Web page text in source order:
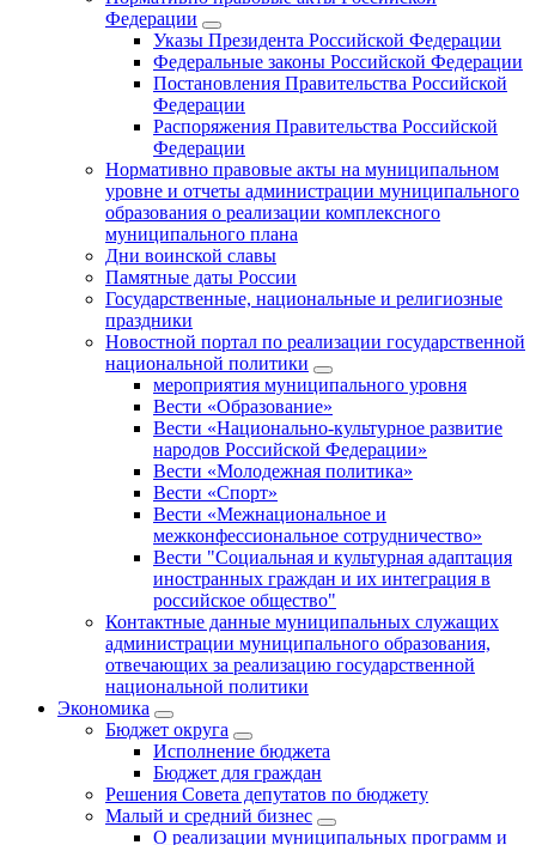
Федерации
Указы Президента Российской Федерации
Федеральные законы Российской Федерации
Постановления Правительства Российской
Федерации
Распоряжения Правительства Российской
Федерации
Нормативно правовые акты на муниципальном
уровне и отчеты администрации муниципального
образования о реализации комплексного
муниципального плана
Дни воинской славы
Памятные даты России
Государственные, национальные и религиозные
праздники
Новостной портал по реализации государственной
национальной политики
мероприятия муниципального уровня
Вести «Образование»
Вести «Национально-культурное развитие
народов Российской Федерации»
Вести «Молодежная политика»
Вести «Спорт»
Вести «Межнациональное и
межконфессиональное сотрудничество»
Вести "Социальная и культурная адаптация
иностранных граждан и их интеграция в
российское общество"
Контактные данные муниципальных служащих
администрации муниципального образования,
отвечающих за реализацию государственной
национальной политики
Экономика
Бюджет округa
Исполнение бюджета
Бюджет для граждан
Решения Совета депутатов по бюджету
Малый и средний бизнес
О реализации муниципальных программ и